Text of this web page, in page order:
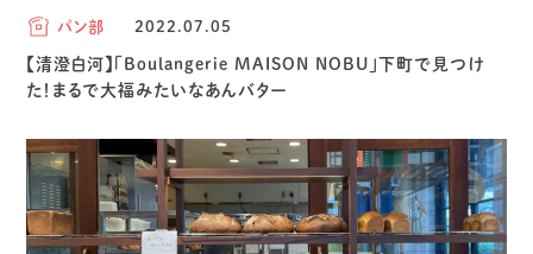
パン部 2022.07.05
【清澄白河】「Boulangerie MAISON NOBU」下町で見つけ
た！まるで大福みたいなあんバター